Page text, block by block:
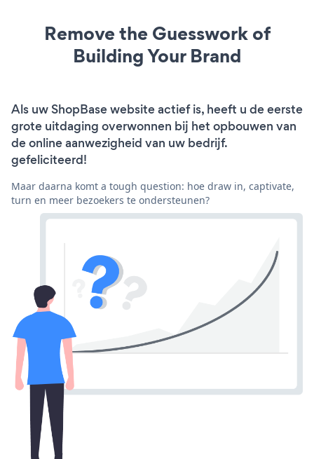
Remove the Guesswork of
Building Your Brand
Als uw ShopBase website actief is, heeft u de eerste
grote uitdaging overwonnen bij het opbouwen van
de online aanwezigheid van uw bedrijf.
gefeliciteerd!
Maar daarna komt a tough question: hoe draw in, captivate,
turn en meer bezoekers te ondersteunen?